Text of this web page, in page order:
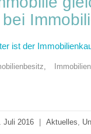
ist der
,
Juli 2016 Aktuelles,